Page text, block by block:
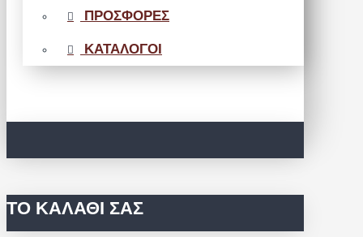
ΠΡΟΣΦΟΡΕΣ
ΚΑΤΑΛΟΓΟΙ
ΤΟ ΚΑΛΆΘΙ ΣΑΣ